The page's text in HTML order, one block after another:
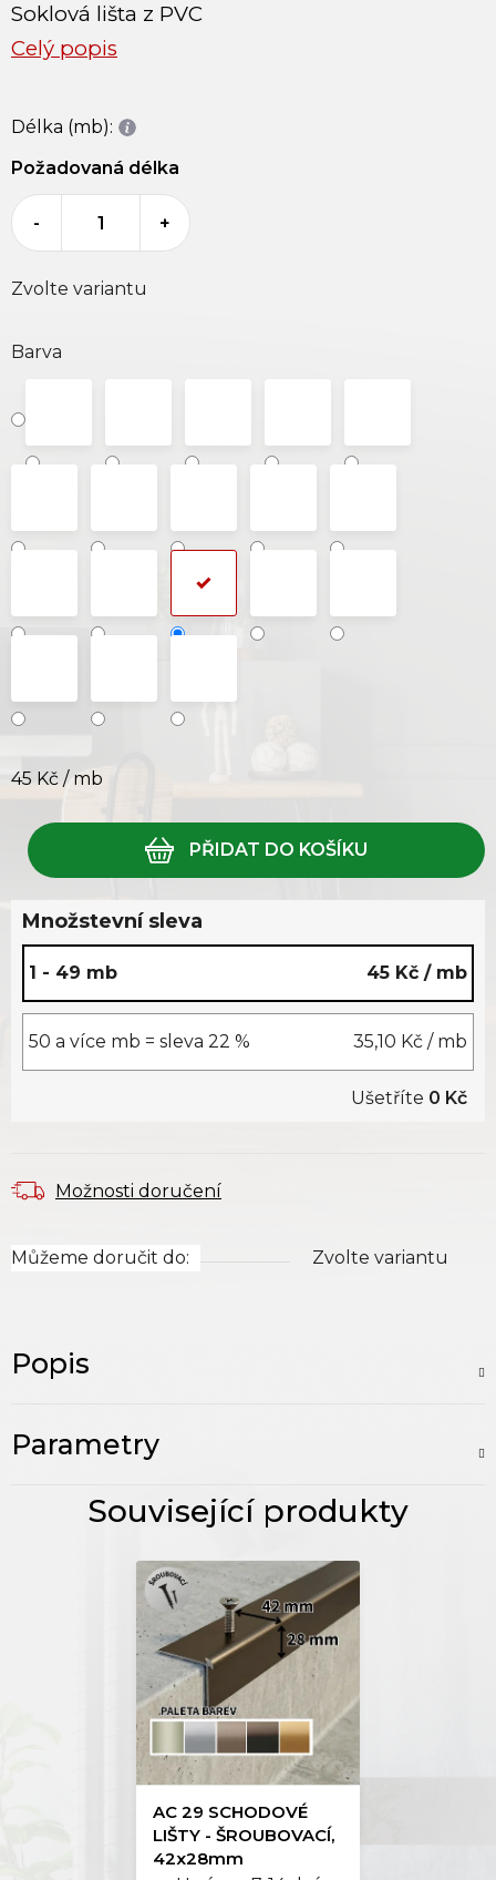
Soklová lišta z PVC
Celý popis
Barva
Můžeme doručit do: Zvolte variantu
Množstevní sleva
1 - 49 mb 45 Kč / mb
50 a více mb = sleva 22 % 35,10 Kč / mb
Ušetříte 0 Kč
45 Kč / mb
Zvolte variantu
Možnosti doručení
Délka (mb):
Požadovaná délka
- +
Popis
Parametry
AC 29 SCHODOVÉ
LIŠTY - ŠROUBOVACÍ,
42x28mm